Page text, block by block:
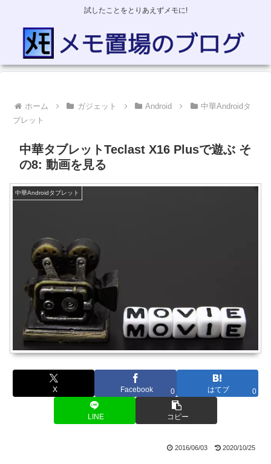
試したことをとりあえずメモに!
ホーム ガジェット Android
中華Androidタ
ブレット
中華タブレットTeclast X16 Plusで遊ぶ そ
の8: 動画を見る
中華Androidタブレット
X Facebook 0 はてブ 0
LINE コピー
2016/06/03 2020/10/25